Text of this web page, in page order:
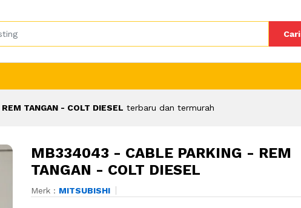
Cari
TANGAN - COLT DIESEL terbaru dan termurah
MB334043 - CABLE PARKING - REM
TANGAN - COLT DIESEL
Merk : MITSUBISHI